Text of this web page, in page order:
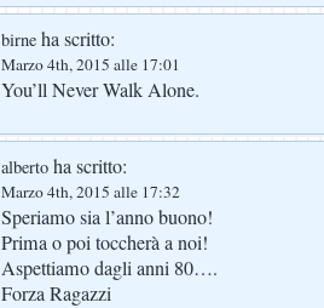
birne ha scritto:
Marzo 4th, 2015 alle 17:01
You’ll Never Walk Alone.
alberto ha scritto:
Marzo 4th, 2015 alle 17:32
Speriamo sia l’anno buono!
Prima o poi toccherà a noi!
Aspettiamo dagli anni 80….
Forza Ragazzi